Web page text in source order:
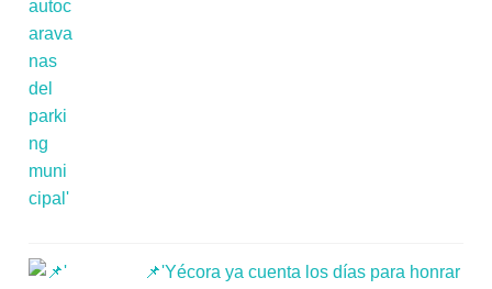
📌'Yécora ya cuenta los días para honrar